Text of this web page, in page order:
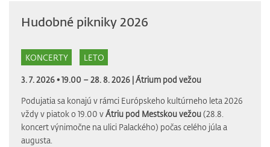
Hudobné pikniky 2026
KONCERTY LETO
3. 7. 2026 • 19.00 – 28. 8. 2026 | Átrium pod vežou
Podujatia sa konajú v rámci Európskeho kultúrneho leta 2026
vždy v piatok o 19.00 vÁtriu pod Mestskou vežou(28.8.
koncert výnimočne na ulici Palackého) počas celého júla a
augusta.